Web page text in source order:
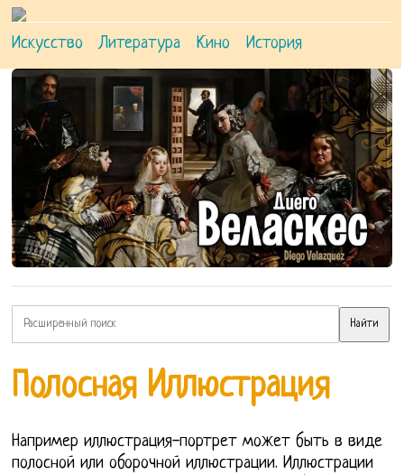
Искусство Литература Кино История
Полосная Иллюстрация
Например иллюстрация-портрет может быть в виде
полосной или оборочной иллюстрации. Иллюстрации